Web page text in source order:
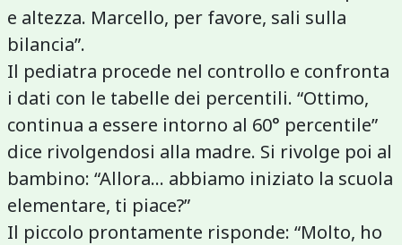
e altezza. Marcello, per favore, sali sulla
bilancia”.
Il pediatra procede nel controllo e confronta
i dati con le tabelle dei percentili. “Ottimo,
continua a essere intorno al 60° percentile”
dice rivolgendosi alla madre. Si rivolge poi al
bambino: “Allora... abbiamo iniziato la scuola
elementare, ti piace?”
Il piccolo prontamente risponde: “Molto, ho